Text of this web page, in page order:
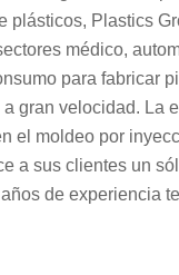
plásticos, Plastics
médico,
para fabricar
gran velocidad. La
el moldeo por
a sus clientes un
de experiencia